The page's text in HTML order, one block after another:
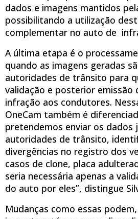
dados e imagens mantidos
possibilitando a utilização
complementar no auto de
A última etapa é o
quando as imagens geradas
autoridades de trânsito para
validação e posterior emissão
infração aos condutores.
OneCam também é
pretendemos enviar os dados
autoridades de trânsito,
divergências no registro dos
casos de clone, placa
seria necessária apenas a
do auto por eles”, distingue
Mudanças como essas